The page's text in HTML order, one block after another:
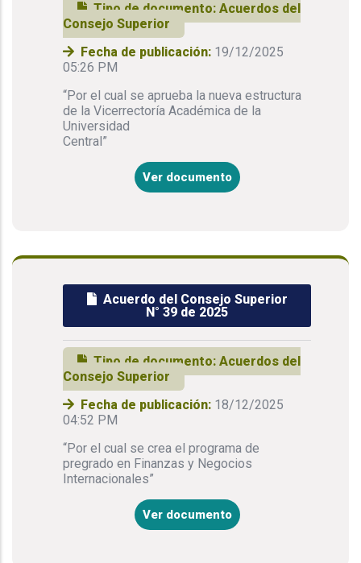
Tipo de documento: Acuerdos del
Consejo Superior
Fecha de publicación: 19/12/2025
05:26 PM
“Por el cual se aprueba la nueva estructura
de la Vicerrectoría Académica de la
Universidad
Central”
Ver documento
Acuerdo del Consejo Superior
N° 39 de 2025
Tipo de documento: Acuerdos del
Consejo Superior
Fecha de publicación: 18/12/2025
04:52 PM
“Por el cual se crea el programa de
pregrado en Finanzas y Negocios
Internacionales”
Ver documento